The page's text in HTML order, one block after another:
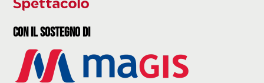
con il sostegno di